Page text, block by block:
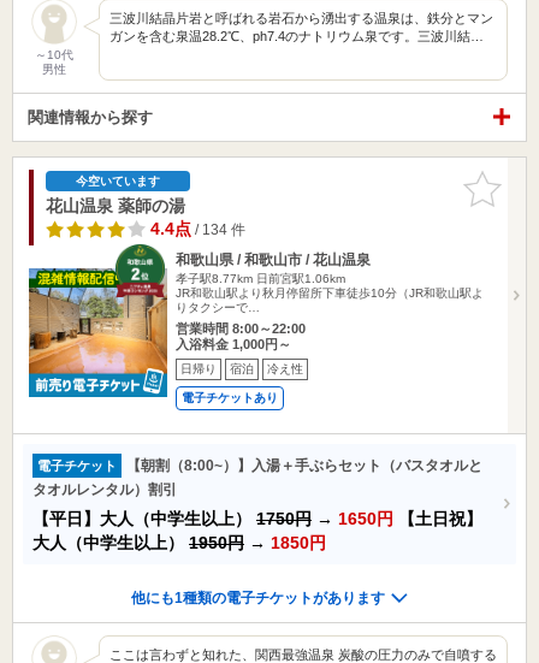
～10代
男性
三波川結晶片岩と呼ばれる岩石から湧出する温泉は、鉄分とマン
ガンを含む泉温28.2℃、ph7.4のナトリウム泉です。三波川結…
関連情報から探す
お気に入
りに追加
今空いています
花山温泉 薬師の湯
4.4点/ 134 件
和歌山県 / 和歌山市 / 花山温泉
孝子駅8.77km 日前宮駅1.06km
JR和歌山駅より秋月停留所下車徒歩10分（JR和歌山駅よ
りタクシーで…
営業時間 8:00～22:00
入浴料金 1,000円～
日帰り 宿泊 冷え性
電子チケットあり
電子チケット
【朝割（8:00~）】入湯＋手ぶらセット（バスタオルと
タオルレンタル）割引
【平日】大人（中学生以上） 1750円 → 1650円
【土日祝】
大人（中学生以上） 1950円 → 1850円
他にも1種類の電子チケットがあります
ここは言わずと知れた、関西最強温泉 炭酸の圧力のみで自噴する